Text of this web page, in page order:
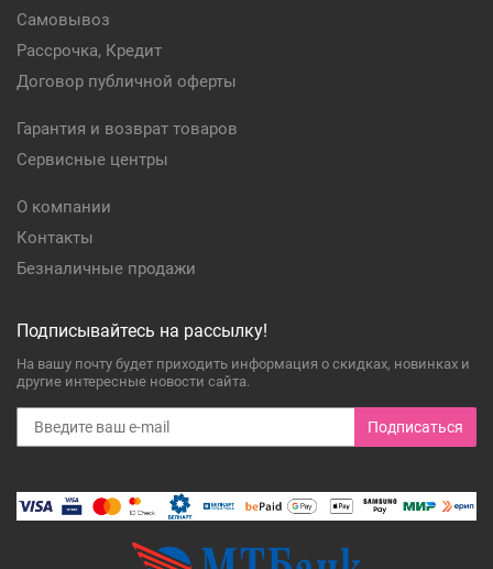
Самовывоз
Рассрочка, Кредит
Договор публичной оферты
Гарантия и возврат товаров
Сервисные центры
О компании
Контакты
Безналичные продажи
Подписывайтесь на рассылку!
На вашу почту будет приходить информация о скидках, новинках и
другие интересные новости сайта.
Подписаться